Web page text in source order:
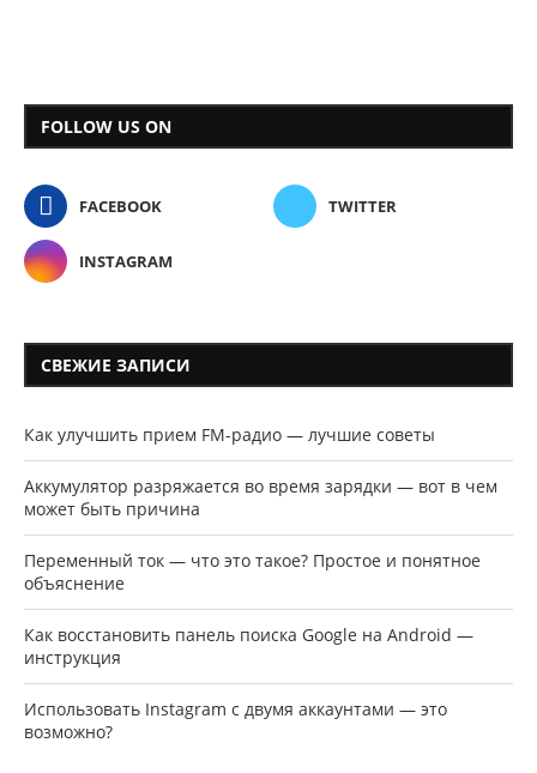
FOLLOW US ON
FACEBOOK TWITTER
INSTAGRAM
СВЕЖИЕ ЗАПИСИ
Как улучшить прием FM-радио — лучшие советы
Аккумулятор разряжается во время зарядки — вот в чем
может быть причина
Переменный ток — что это такое? Простое и понятное
объяснение
Как восстановить панель поиска Google на Android —
инструкция
Использовать Instagram с двумя аккаунтами — это
возможно?